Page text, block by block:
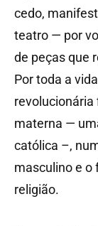
cedo,
teatro — por
de peças que
Por toda a
revolucionária
materna —
católica –,
masculino e o
religião.